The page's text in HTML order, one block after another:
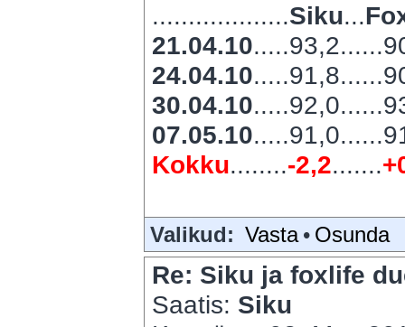
...................Siku...
21.04.10
24.04.10
30.04.10
07.05.10
Kokku........-2,2.......
Valikud: Vasta • Osunda
Re: Siku ja foxlife
Saatis: Siku